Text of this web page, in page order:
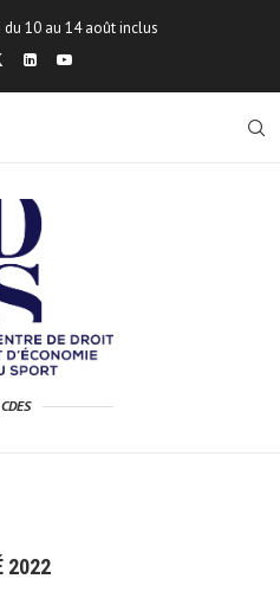
du 10 au 14 août inclus
CDES
2022